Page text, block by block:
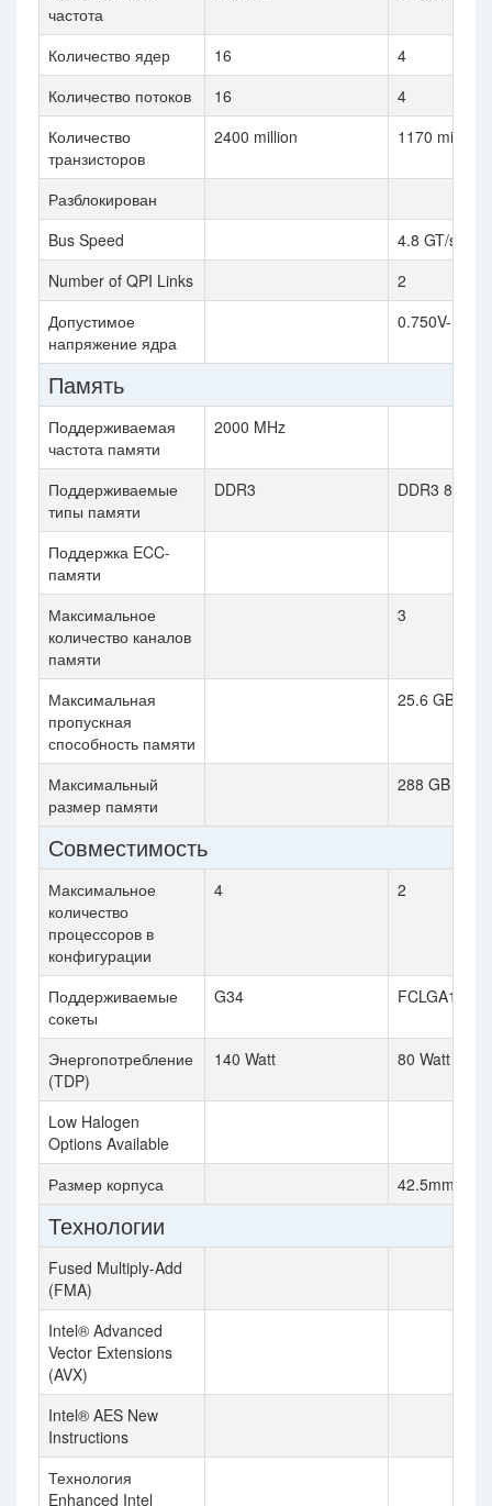
частота
Количество ядер 16
4
Количество потоков
16
4
Количество
транзисторов
2400 million 1170 million
Разблокирован
Bus Speed
4.8 GT/s QPI
Number of QPI Links
2
Допустимое
напряжение ядра
0.750V-
Память
Поддерживаемая
частота памяти
2000 MHz
Поддерживаемые
типы памяти
DDR3 DDR3 800/
Поддержка ECC-
памяти
Максимальное
количество каналов
памяти
3
Максимальная
пропускная
способность памяти
25.6 GB/s
Максимальный
размер памяти
288 GB
Совместимость
Максимальное
количество
процессоров в
конфигурации
4 2
Поддерживаемые
сокеты
G34 FCLGA1366
Энергопотребление
(TDP)
140 Watt 80 Watt
Low Halogen
Options Available
Размер корпуса
42.5mm X
Технологии
Fused Multiply-Add
(FMA)
Intel® Advanced
Vector Extensions
(AVX)
Intel® AES New
Instructions
Технология
Enhanced Intel